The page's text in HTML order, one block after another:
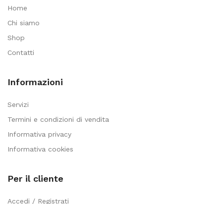
Home
Chi siamo
Shop
Contatti
Informazioni
Servizi
Termini e condizioni di vendita
Informativa privacy
Informativa cookies
Per il cliente
Accedi / Registrati